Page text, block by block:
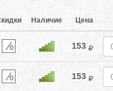
Наличие Цена
153
153